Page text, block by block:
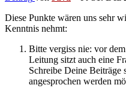
Diese Punkte wären uns sehr
Kenntnis nehmt:
Bitte vergiss nie: vor
Leitung sitzt auch eine
Schreibe Deine Beiträge
angesprochen werden